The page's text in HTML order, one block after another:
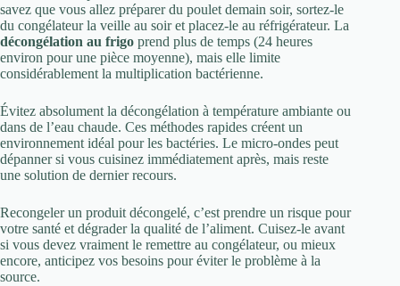
savez que vous allez préparer du poulet demain soir, sortez-le
du congélateur la veille au soir et placez-le au réfrigérateur. La
décongélation au frigo prend plus de temps (24 heures
environ pour une pièce moyenne), mais elle limite
considérablement la multiplication bactérienne.
Évitez absolument la décongélation à température ambiante ou
dans de l’eau chaude. Ces méthodes rapides créent un
environnement idéal pour les bactéries. Le micro-ondes peut
dépanner si vous cuisinez immédiatement après, mais reste
une solution de dernier recours.
Recongeler un produit décongelé, c’est prendre un risque pour
votre santé et dégrader la qualité de l’aliment. Cuisez-le avant
si vous devez vraiment le remettre au congélateur, ou mieux
encore, anticipez vos besoins pour éviter le problème à la
source.